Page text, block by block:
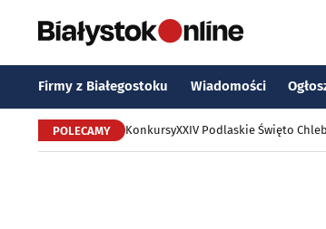
Firmy z Białegostoku Wiadomości
POLECAMY KonkursyXXIV Podlaskie Święto